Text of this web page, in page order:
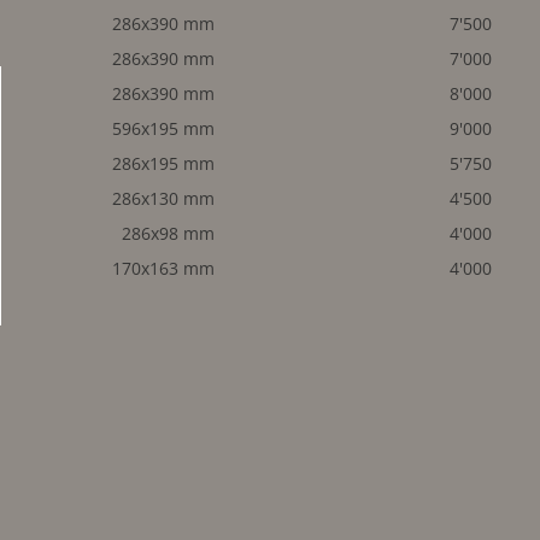
286x390 mm
7'500
286x390 mm
7'000
286x390 mm
8'000
596x195 mm
9'000
286x195 mm
5'750
286x130 mm
4'500
286x98 mm
4'000
170x163 mm
4'000